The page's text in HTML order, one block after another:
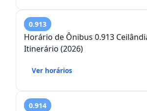
0.913
Horário de Ônibus 0.913
Itinerário (2026)
Ver horários
0.914